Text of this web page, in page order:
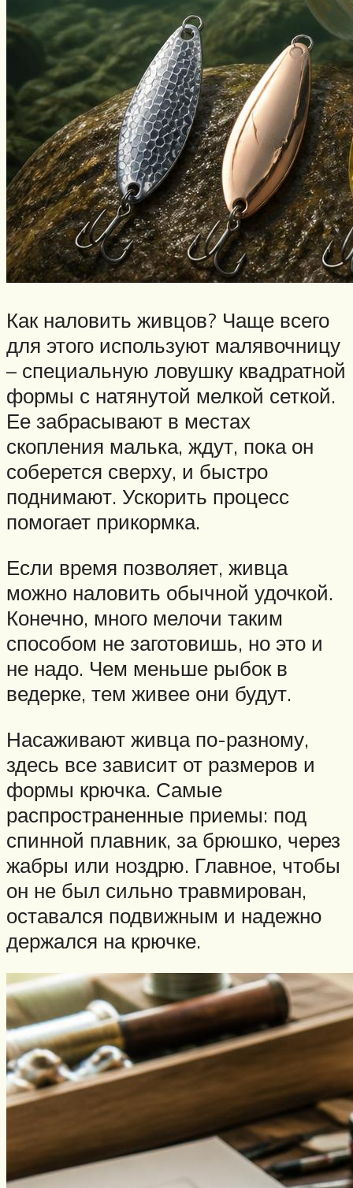
Как наловить живцов? Чаще всего
для этого используют малявочницу
– специальную ловушку квадратной
формы с натянутой мелкой сеткой.
Ее забрасывают в местах
скопления малька, ждут, пока он
соберется сверху, и быстро
поднимают. Ускорить процесс
помогает прикормка.
Если время позволяет, живца
можно наловить обычной удочкой.
Конечно, много мелочи таким
способом не заготовишь, но это и
не надо. Чем меньше рыбок в
ведерке, тем живее они будут.
Насаживают живца по-разному,
здесь все зависит от размеров и
формы крючка. Самые
распространенные приемы: под
спинной плавник, за брюшко, через
жабры или ноздрю. Главное, чтобы
он не был сильно травмирован,
оставался подвижным и надежно
держался на крючке.